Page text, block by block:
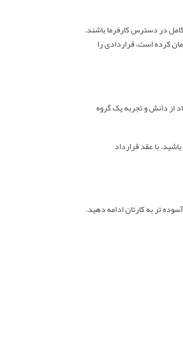
در دسترس کارفرما باشند.
کرده است، قراردادی را
از دانش و تجربه یک گروه
با عقد قرارداد
تر به کارتان ادامه دهید.